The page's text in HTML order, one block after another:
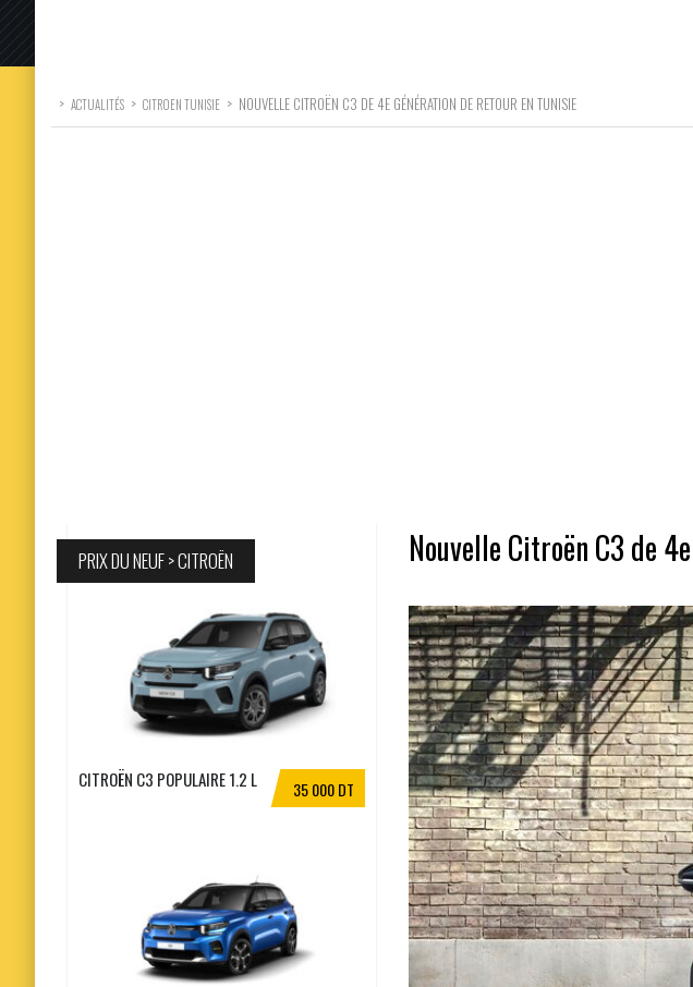
> ACTUALITÉS > CITROEN TUNISIE > NOUVELLE CITROËN C3 DE 4E GÉNÉRATION DE RETOUR EN TUNISIE
Nouvelle Citroën C3 de
PRIX DU NEUF > CITROËN
35 000 DT
CITROËN C3 POPULAIRE 1.2 L